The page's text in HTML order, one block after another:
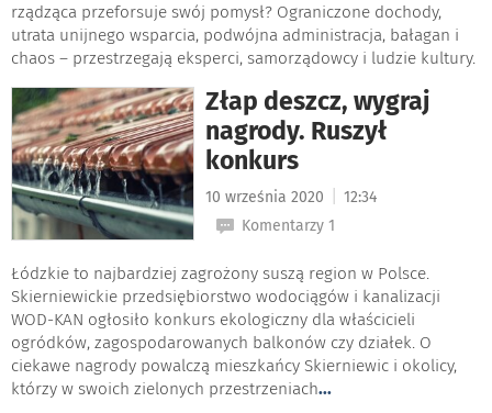
rządząca przeforsuje swój pomysł? Ograniczone dochody,
utrata unijnego wsparcia, podwójna administracja, bałagan i
chaos – przestrzegają eksperci, samorządowcy i ludzie kultury.
Złap deszcz, wygraj
nagrody. Ruszył
konkurs
10 września 2020
12:34
Komentarzy 1
Łódzkie to najbardziej zagrożony suszą region w Polsce.
Skierniewickie przedsiębiorstwo wodociągów i kanalizacji
WOD-KAN ogłosiło konkurs ekologiczny dla właścicieli
ogródków, zagospodarowanych balkonów czy działek. O
ciekawe nagrody powalczą mieszkańcy Skierniewic i okolicy,
którzy w swoich zielonych przestrzeniach...